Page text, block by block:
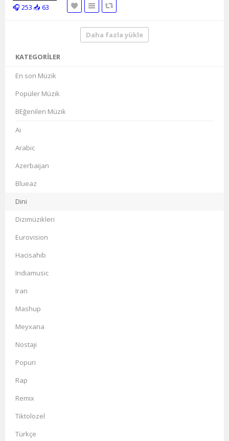
🎧 253 📥 63
Daha fazla yükle
KATEGORILER
En son Müzik
Popüler Müzik
BEğenilen Müzik
Ai
Arabic
Azerbaijan
Blueaz
Dini
Dizimüzikleri
Eurovision
Hacisahib
Indiamusic
Iran
Mashup
Meyxana
Nostaji
Popuri
Rap
Remix
Tiktolozel
Türkçe